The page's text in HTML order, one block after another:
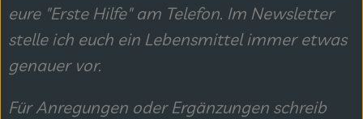
eure "Erste Hilfe" am Telefon. Im Newsletter
stelle ich euch ein Lebensmittel immer etwas
genauer vor.
Für Anregungen oder Ergänzungen schreib